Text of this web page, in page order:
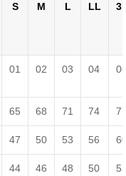
S M L LL
01 02 03 04
65 68 71 74
47 50 53 56
44 46 48 50